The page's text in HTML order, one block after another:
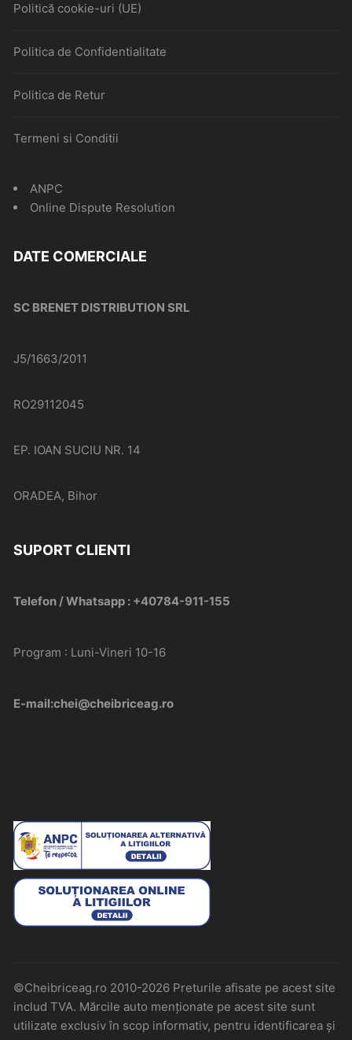
Politică cookie-uri (UE)
Politica de Confidentialitate
Politica de Retur
Termeni si Conditii
ANPC
Online Dispute Resolution
DATE COMERCIALE
SC BRENET DISTRIBUTION SRL
J5/1663/2011
RO29112045
EP. IOAN SUCIU NR. 14
ORADEA, Bihor
SUPORT CLIENTI
Telefon / Whatsapp : +40784-911-155
Program : Luni-Vineri 10-16
E-mail:chei@cheibriceag.ro
©Cheibriceag.ro 2010-2026 Preturile afisate pe acest site
includ TVA. Mărcile auto menționate pe acest site sunt
utilizate exclusiv în scop informativ, pentru identificarea și